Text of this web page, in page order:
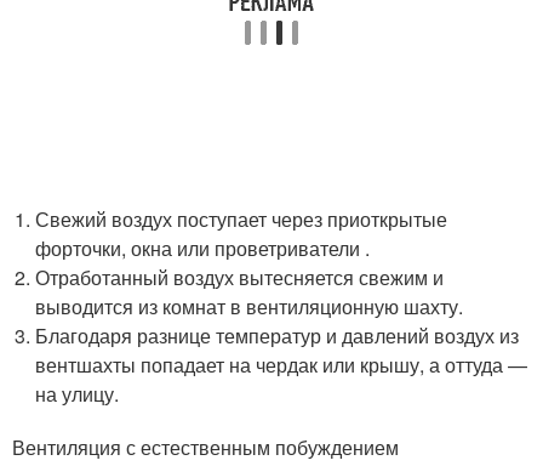
Свежий воздух поступает через приоткрытые
форточки, окна или проветриватели .
Отработанный воздух вытесняется свежим и
выводится из комнат в вентиляционную шахту.
Благодаря разнице температур и давлений воздух из
вентшахты попадает на чердак или крышу, а оттуда —
на улицу.
Вентиляция с естественным побуждением